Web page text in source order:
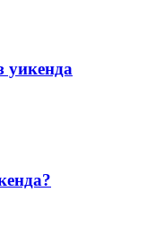
уикенда